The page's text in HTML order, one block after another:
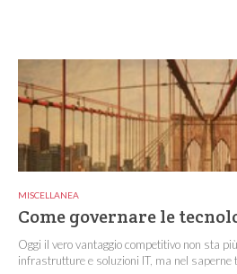
MISCELLANEA
Come governare le
Oggi il vero vantaggio competitivo non sta
infrastrutture e soluzioni IT, ma nel saperne